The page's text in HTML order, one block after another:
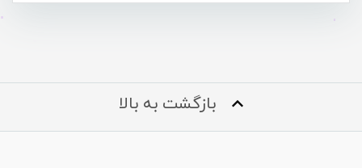
بازگشت به بالا